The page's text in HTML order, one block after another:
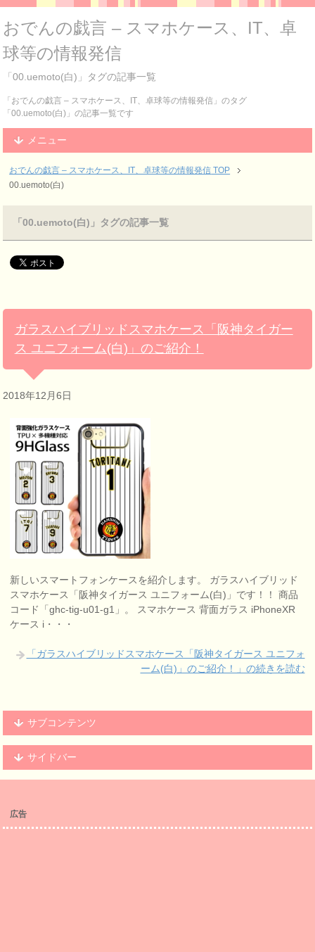
おでんの戯言 – スマホケース、IT、卓
球等の情報発信
「00.uemoto(白)」タグの記事一覧
「おでんの戯言 – スマホケース、IT、卓球等の情報発信」のタグ
「00.uemoto(白)」の記事一覧です
メニュー
おでんの戯言 – スマホケース、IT、卓球等の情報発信 TOP
00.uemoto(白)
「00.uemoto(白)」タグの記事一覧
ガラスハイブリッドスマホケース「阪神タイガー
ス ユニフォーム(白)」のご紹介！
2018年12月6日
新しいスマートフォンケースを紹介します。 ガラスハイブリッド
スマホケース「阪神タイガース ユニフォーム(白)」です！！ 商品
コード「ghc-tig-u01-g1」。 スマホケース 背面ガラス iPhoneXR
ケース i・・・
「ガラスハイブリッドスマホケース「阪神タイガース ユニフォ
ーム(白)」のご紹介！」の続きを読む
サブコンテンツ
サイドバー
広告